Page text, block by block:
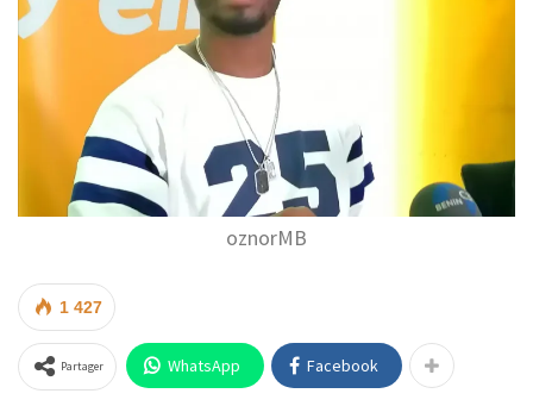
oznorMB
1 427
Partager WhatsApp Facebook